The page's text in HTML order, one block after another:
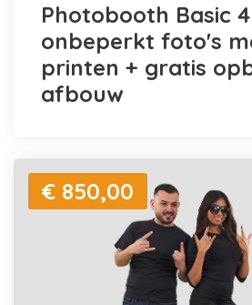
Photobooth Basic
onbeperkt foto's
printen + gratis
afbouw
€ 850,00